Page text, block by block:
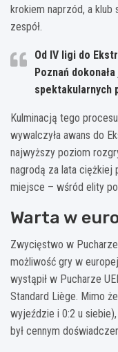
krokiem naprzód, a klub
zespół.
Od IV ligi do
Poznań
spektakularnych
Kulminacją tego
wywalczyła awans do
najwyższy poziom
nagrodą za lata ciężkiej
miejsce – wśród elity
Warta w
Zwycięstwo w
możliwość gry w
wystąpił w Pucharze
Standard Liège. Mimo
wyjeździe i 0:2 u
był cennym